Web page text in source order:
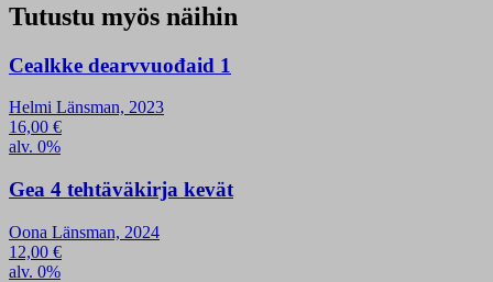
Tutustu myös näihin
Cealkke dearvvuođaid 1
Helmi Länsman, 2023
16,00 €
alv. 0%
Gea 4 tehtäväkirja kevät
Oona Länsman, 2024
12,00 €
alv. 0%